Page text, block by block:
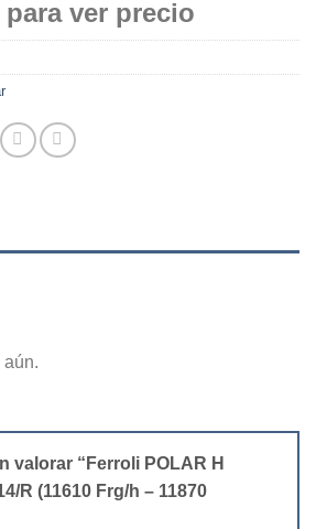
ver precio
aún.
valorar “Ferroli POLAR H
R (11610 Frg/h – 11870